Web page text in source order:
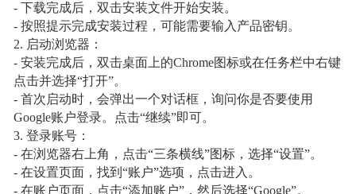
- 下载完成后，双击安装文件开始安装。
- 按照提示完成安装过程，可能需要输入产品密钥。
2. 启动浏览器：
- 安装完成后，双击桌面上的Chrome图标或在任务栏中右键
点击并选择“打开”。
- 首次启动时，会弹出一个对话框，询问你是否要使用
Google账户登录。点击“继续”即可。
3. 登录账号：
- 在浏览器右上角，点击“三条横线”图标，选择“设置”。
- 在设置页面，找到“账户”选项，点击进入。
- 在账户页面，点击“添加账户”，然后选择“Google”。